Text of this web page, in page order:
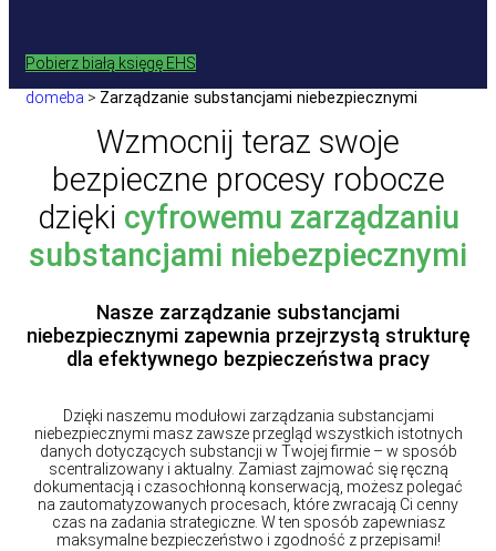
Pobierz białą księgę EHS
domeba > Zarządzanie substancjami niebezpiecznymi
Wzmocnij teraz swoje
bezpieczne procesy robocze
dzięki cyfrowemu zarządzaniu
substancjami niebezpiecznymi
Nasze zarządzanie substancjami
niebezpiecznymi zapewnia przejrzystą strukturę
dla efektywnego bezpieczeństwa pracy
Dzięki naszemu modułowi zarządzania substancjami
niebezpiecznymi masz zawsze przegląd wszystkich istotnych
danych dotyczących substancji w Twojej firmie – w sposób
scentralizowany i aktualny. Zamiast zajmować się ręczną
dokumentacją i czasochłonną konserwacją, możesz polegać
na zautomatyzowanych procesach, które zwracają Ci cenny
czas na zadania strategiczne. W ten sposób zapewniasz
maksymalne bezpieczeństwo i zgodność z przepisami!